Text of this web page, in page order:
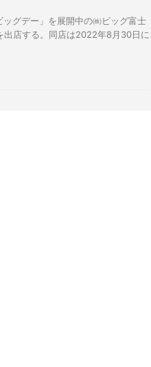
グデー」を展開中の㈱ビッグ富士
店する。同店は2022年8月30日に